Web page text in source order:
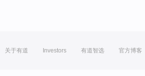
关于有道 Investors 有道智选 官方博客